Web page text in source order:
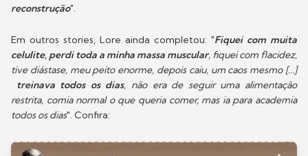
reconstrução".
Em outros stories, Lore ainda completou: "Fiquei com muita
celulite, perdi toda a minha massa muscular, fiquei com flacidez,
tive diástase, meu peito enorme, depois caiu, um caos mesmo [...]
treinava todos os dias, não era de seguir uma alimentação
restrita, comia normal o que queria comer, mas ia para academia
todos os dias". Confira: